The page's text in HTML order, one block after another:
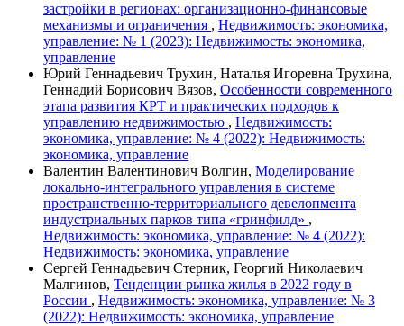
застройки в регионах: организационно-финансовые
механизмы и ограничения , Недвижимость: экономика,
управление: № 1 (2023): Недвижимость: экономика,
управление
Юрий Геннадьевич Трухин, Наталья Игоревна Трухина,
Геннадий Борисович Вязов, Особенности современного
этапа развития КРТ и практических подходов к
управлению недвижимостью , Недвижимость:
экономика, управление: № 4 (2022): Недвижимость:
экономика, управление
Валентин Валентинович Волгин, Моделирование
локально-интегрального управления в системе
пространственно-территориального девелопмента
индустриальных парков типа «гринфилд» ,
Недвижимость: экономика, управление: № 4 (2022):
Недвижимость: экономика, управление
Сергей Геннадьевич Стерник, Георгий Николаевич
Малгинов, Тенденции рынка жилья в 2022 году в
России , Недвижимость: экономика, управление: № 3
(2022): Недвижимость: экономика, управление